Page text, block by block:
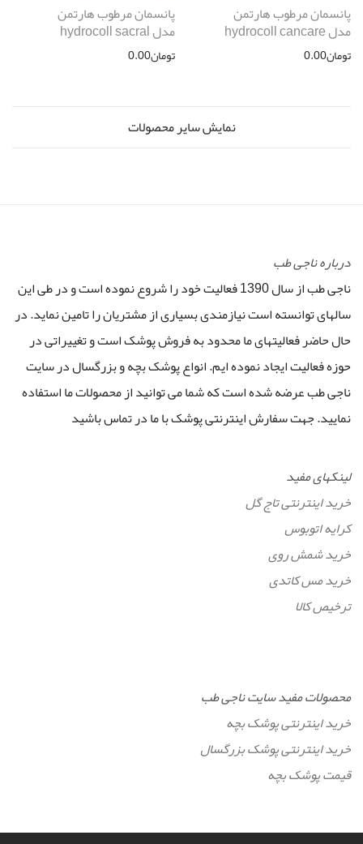
پانسمان مرطوب هارتمن
مدل hydrocoll cancare
تومان0.00
پانسمان مرطوب هارتمن
مدل hydrocoll sacral
تومان0.00
نمایش سایر محصولات
درباره ناجی طب
ناجی طب از سال 1390 فعالیت خود را شروع نموده است و در طی این
سالهای توانسته است نیازمندی بسیاری از مشتریان را تامین نماید. در
حال حاضر فعالیتهای ما محدود به فروش پوشک است و تغییراتی در
حوزه فعالیت ایجاد نموده ایم. انواع پوشک بچه و بزرگسال در سایت
ناجی طب عرضه شده است که شما می توانید از محصولات ما استفاده
نمایید. جهت سفارش اینترنتی پوشک با ما در تماس باشید
لینکهای مفید
خرید اینترنتی تاج گل
کرایه اتوبوس
خرید شمش روی
خرید مس کاتدی
ترخیص کالا
محصولات مفید سایت ناجی طب
خرید اینترنتی پوشک بچه
خرید اینترنتی پوشک بزرگسال
قیمت پوشک بچه